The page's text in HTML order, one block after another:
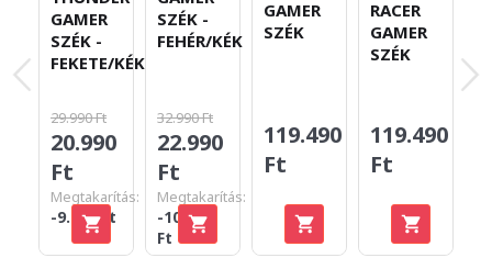
GAMER
SZÉK -
FEKETE/KÉK
29.990 Ft
20.990
Ft
Megtakarítás:
-9.000 Ft
SZÉK -
FEHÉR/KÉK
32.990 Ft
22.990
Ft
Megtakarítás:
-10.000
Ft
GAMER
SZÉK
119.490
Ft
RACER
GAMER
SZÉK
119.490
Ft